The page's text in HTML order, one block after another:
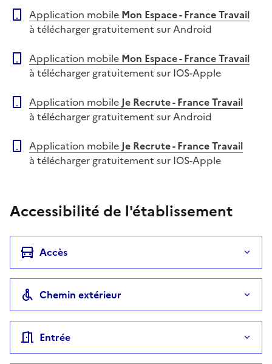
Application mobile Mon Espace - France Travail
à télécharger gratuitement sur Android
Application mobile Mon Espace - France Travail
à télécharger gratuitement sur IOS-Apple
Application mobile Je Recrute - France Travail
à télécharger gratuitement sur Android
Application mobile Je Recrute - France Travail
à télécharger gratuitement sur IOS-Apple
Accessibilité de l'établissement
Accès
Chemin extérieur
Entrée